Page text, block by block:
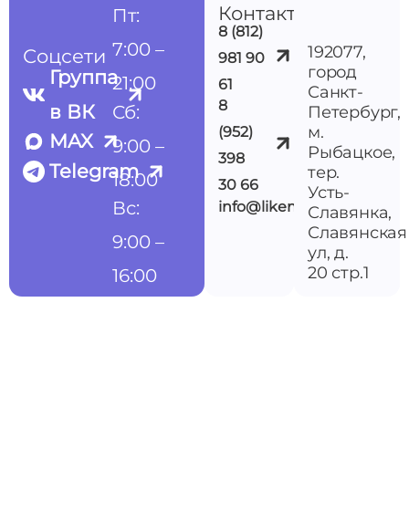
Контакты
8 (812)
981 90
61
8
(952)
398
30 66
info@likemedspb.ru
192077,
город
Санкт-
Петербург,
м.
Рыбацкое,
тер.
Усть-
Славянка,
Славянская
ул, д.
20 стр.1
Соцсети
Группа
в ВК
MAX
Telegram
Пт:
7:00 –
21:00
Сб:
9:00 –
18:00
Вс:
9:00 –
16:00